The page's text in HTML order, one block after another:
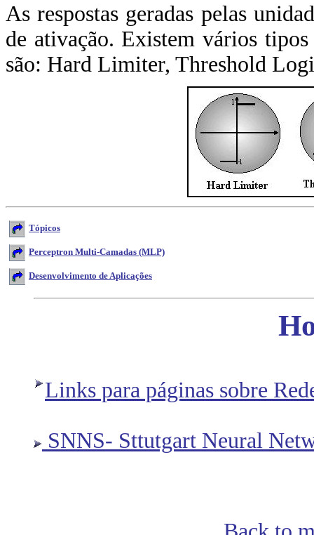
As respostas geradas pelas
de ativação. Existem vários
são: Hard Limiter, Threshold
Tópicos
Perceptron Multi-Camadas (MLP)
Desenvolvimento de Aplicações
Links para páginas sobre
SNNS- Sttutgart Neural